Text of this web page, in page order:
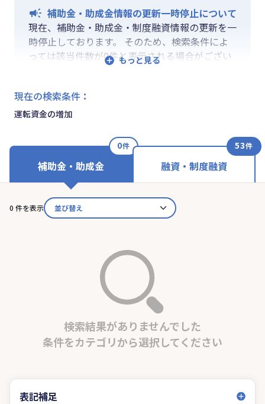
補助金・助成金情報の更新一時停止について
現在、補助金・助成金・制度融資情報の更新を一
時停止しております。 そのため、検索条件によ
っては該当件数が0件と表示される場合がござい
ます。 ご迷惑をおかけしますが、更新再開まで
なお、融資情報、ならびに「学ぶ」「作る」「相
談する」の各機能は通常通りご利用いただけま
現在の検索条件 ：
運転資金の増加
補助金・助成金
0件
融資・制度融資
53件
0 件を表示
検索結果がありませんでした
条件をカテゴリから選択してください
表記補足